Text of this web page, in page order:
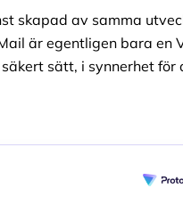
skapad av samma
är egentligen bara
sätt, i synnerhet